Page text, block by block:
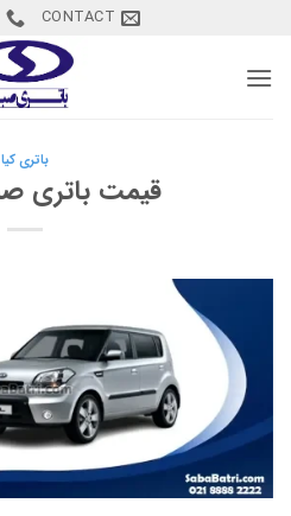
content
CONTACT
باتری کیا
قیمت باتری